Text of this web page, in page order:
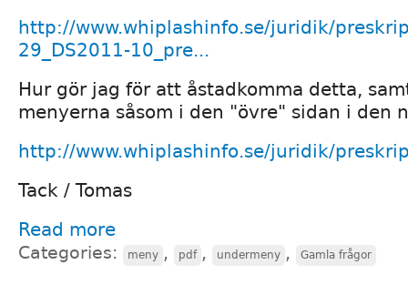
http://www.whiplashinfo.se/juridik/
29_DS2011-10_pre...
Hur gör jag för att åstadkomma detta,
menyerna såsom i den "övre" sidan i den
http://www.whiplashinfo.se/juridik/
Tack / Tomas
Read more
Categories: meny , pdf , undermeny , Gamla frågor